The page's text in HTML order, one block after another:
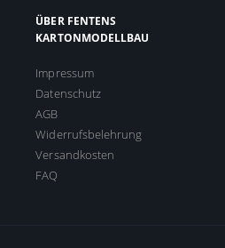
ÜBER FENTENS
KARTONMODELLBAU
Impressum
Datenschutz
AGB
Widerrufsbelehrung
Versandkosten
FAQ